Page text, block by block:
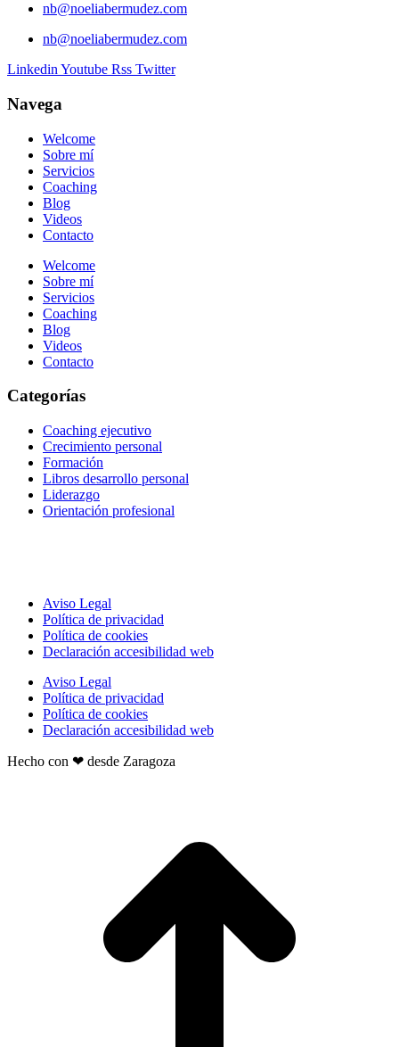
nb@noeliabermudez.com
nb@noeliabermudez.com
Linkedin Youtube Rss Twitter
Navega
Welcome
Sobre mí
Servicios
Coaching
Blog
Videos
Contacto
Welcome
Sobre mí
Servicios
Coaching
Blog
Videos
Contacto
Categorías
Coaching ejecutivo
Crecimiento personal
Formación
Libros desarrollo personal
Liderazgo
Orientación profesional
Aviso Legal
Política de privacidad
Política de cookies
Declaración accesibilidad web
Aviso Legal
Política de privacidad
Política de cookies
Declaración accesibilidad web
Hecho con ❤ desde Zaragoza